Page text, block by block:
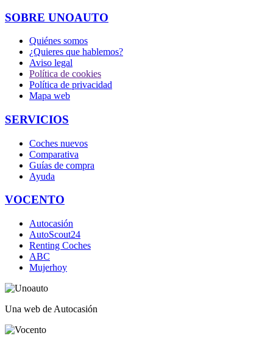
SOBRE UNOAUTO
Quiénes somos
¿Quieres que hablemos?
Aviso legal
Política de cookies
Política de privacidad
Mapa web
SERVICIOS
Coches nuevos
Comparativa
Guías de compra
Ayuda
VOCENTO
Autocasión
AutoScout24
Renting Coches
ABC
Mujerhoy
Una web de Autocasión